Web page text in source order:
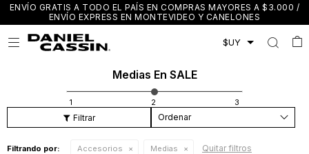
ENVÍO GRATIS A TODO EL PAÍS EN COMPRAS MAYORES A $3.000 /
ENVÍO EXPRESS EN MONTEVIDEO Y CANELONES

Medias En SALE
Recomendados
Filtrando por: Accesorios Medias Quitar filtros